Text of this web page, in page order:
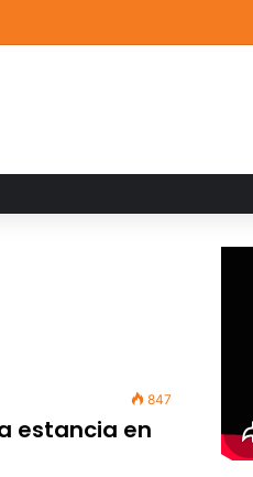
Football en Alemania
847
estancia en